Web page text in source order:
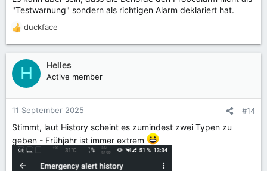
"Testwarnung" sondern als richtigen Alarm deklariert hat.
R
a
k
t
n
n
:
duckface
H Helles
Active member
11 September 2025 #14
Stimmt, laut History scheint es zumindest zwei Typen zu
geben - Frühjahr ist immer extrem